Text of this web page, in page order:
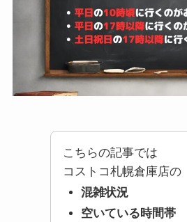
こちらの記事では
コストコ札幌倉庫店の
混雑状況
空いている時間帯